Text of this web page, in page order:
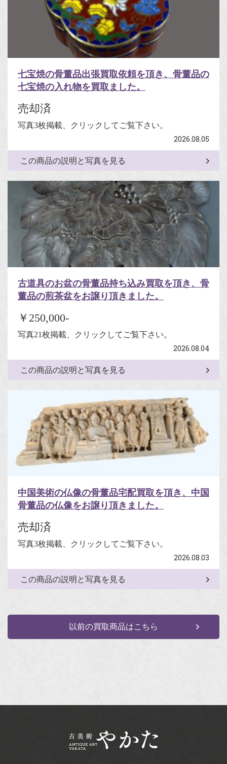
七宝焼の骨董品出張買取依頼を頂き、骨董品の
七宝焼の入れ物を買取ました。
売却済
写真3枚掲載、クリックしてご覧下さい。
2026.08.05
この商品の説明と写真を見る
古道具のお盆の骨董品持ち込み買取を頂き、骨
董品の煎茶盆をお譲り頂きました。
￥250,000-
写真21枚掲載、クリックしてご覧下さい。
2026.08.04
この商品の説明と写真を見る
中国美術の仏像の骨董品宅配買取を頂き、中国
骨董品の仏像をお譲り頂きました。
売却済
写真3枚掲載、クリックしてご覧下さい。
2026.08.03
この商品の説明と写真を見る
以前の買取商品はこちら